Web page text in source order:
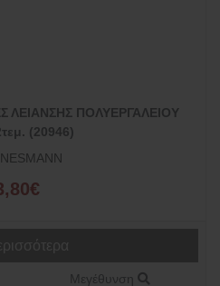
ΛΕΙΑΝΣΗΣ ΠΟΛΥΕΡΓΑΛΕΙΟΥ
(20946)
Μεγέθυνση